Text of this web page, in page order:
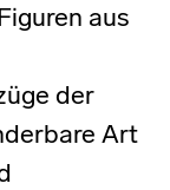
aus
der
Art